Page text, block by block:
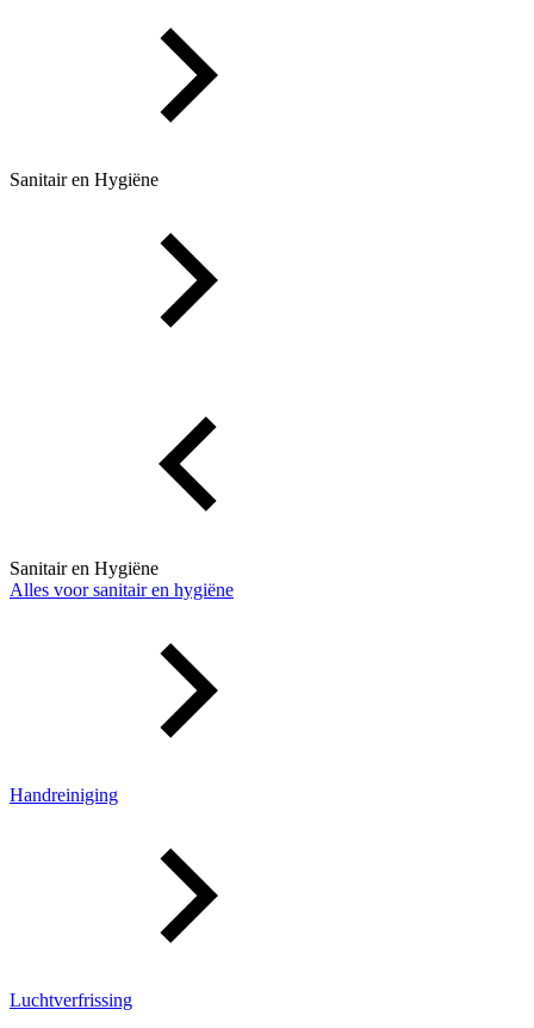
Sanitair en Hygiëne
Sanitair en Hygiëne
Alles voor sanitair en hygiëne
Handreiniging
Luchtverfrissing